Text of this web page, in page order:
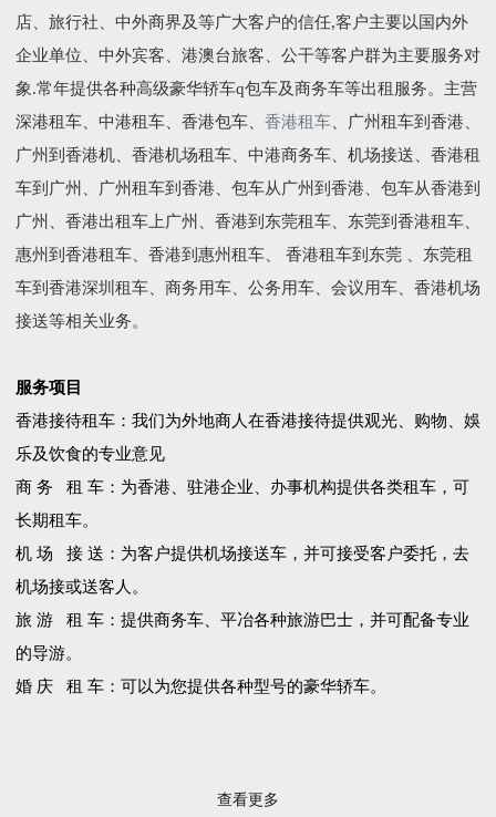
店、旅行社、中外商界及等广大客户的信任,客户主要以国内外
企业单位、中外宾客、港澳台旅客、公干等客户群为主要服务对
象.常年提供各种高级豪华轿车q包车及商务车等出租服务。主营
深港租车、中港租车、香港包车、 香港租车、广州租车到香港、
广州到香港机、香港机场租车、中港商务车、机场接送、香港租
车到广州、广州租车到香港、包车从广州到香港、包车从香港到
广州、香港出租车上广州、香港到东莞租车、东莞到香港租车、
惠州到香港租车、香港到惠州租车、 香港租车到东莞 、东莞租
车到香港深圳租车、商务用车、公务用车、会议用车、香港机场
接送等相关业务。
服务项目
香港接待租车：我们为外地商人在香港接待提供观光、购物、娛
乐及饮食的专业意见
商 务 租 车：为香港、驻港企业、办事机构提供各类租车，可
长期租车。
机 场 接 送：为客户提供机场接送车，并可接受客户委托，去
机场接或送客人。
旅 游 租 车：提供商务车、平冶各种旅游巴士，并可配备专业
的导游。
婚 庆 租 车：可以为您提供各种型号的豪华轿车。
查看更多